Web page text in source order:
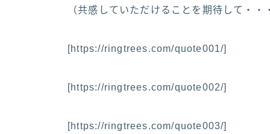
（共感していただけることを期待して・・
[https://ringtrees.com/quote001/]
[https://ringtrees.com/quote002/]
[https://ringtrees.com/quote003/]